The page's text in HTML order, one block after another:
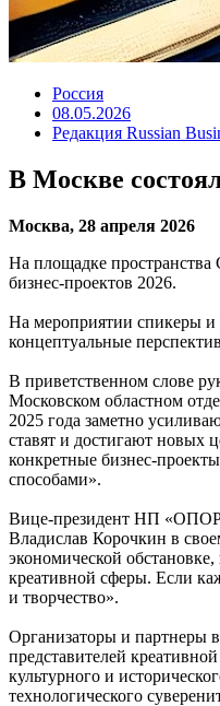
Россия
08.05.2026
Редакция Russian
В Москве
Москва, 28 апреля 2026
На площадке
бизнес-проектов 2026.
На мероприятии спикеры и
концептуальные
В приветственном слове
Московском областном
2025 года заметно
ставят и достигают новых
конкретные бизнес-
способами».
Вице-президент НП
Владислав Корочкин в
экономической
креативной сферы. Если
и творчество».
Организаторы и партнеры
представителей
культурного и
технологического